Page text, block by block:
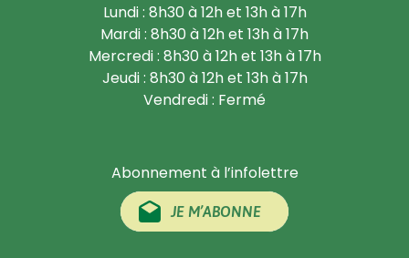
Lundi : 8h30 à 12h et 13h à 17h
Mardi : 8h30 à 12h et 13h à 17h
Mercredi : 8h30 à 12h et 13h à 17h
Jeudi : 8h30 à 12h et 13h à 17h
Vendredi : Fermé
Abonnement à l’infolettre
JE M’ABONNE